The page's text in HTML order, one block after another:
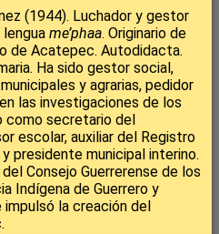
(1944). Luchador y gestor
me’phaa. Originario de
de Acatepec. Autodidacta.
Ha sido gestor social,
y agrarias, pedidor
las investigaciones de los
como secretario del
escolar, auxiliar del Registro
presidente municipal interino.
Consejo Guerrerense de los
Indígena de Guerrero y
la creación del